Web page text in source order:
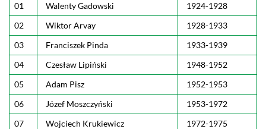
01 Walenty Gadowski
1924-1928
02
Wiktor Arvay
1928-1933
03
Franciszek Pinda
1933-1939
04
Czesław Lipiński
1948-1952
05
Adam Pisz
1952-1953
06
Józef Moszczyński
1953-1972
07
Wojciech Krukiewicz
1972-1975